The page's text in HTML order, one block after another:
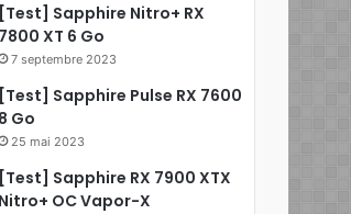
[Test] Sapphire Nitro+ RX
7800 XT 6 Go
7 septembre 2023
[Test] Sapphire Pulse RX 7600
8 Go
25 mai 2023
[Test] Sapphire RX 7900 XTX
Nitro+ OC Vapor-X